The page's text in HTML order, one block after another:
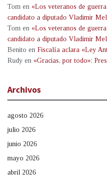
Tom en «Los veteranos de
candidato a diputado Vladimir
Tom en «Los veteranos de
candidato a diputado Vladimir
Benito en Fiscalía aclara «Ley
Rudy en «Gracias, por todo»:
Archivos
agosto 2026
julio 2026
junio 2026
mayo 2026
abril 2026